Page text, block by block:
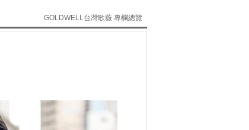
GOLDWELL台灣歌薇 專欄總覽